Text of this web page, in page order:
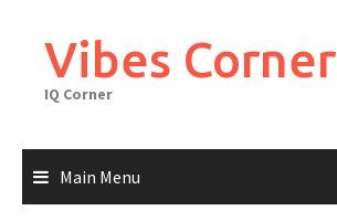
contentVibes Corner
IQ Corner
Main Menu